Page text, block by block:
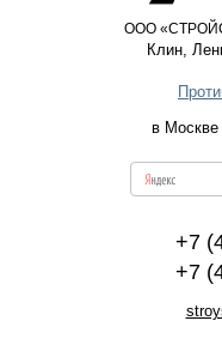
ООО
Клин
в Москве
+7
+7